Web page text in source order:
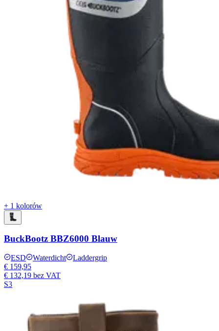
+ 1 kolorów
BuckBootz BBZ6000 Blauw
ESD Waterdicht
Laddergrip
€ 159,95
€ 132,19 bez VAT
S3